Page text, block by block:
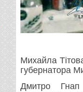
Михайла
губернатора
Дмитро Гнап